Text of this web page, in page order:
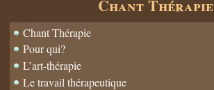
Chant Thérapie
Chant Thérapie
Pour qui?
L’art-thérapie
Le travail thérapeutique